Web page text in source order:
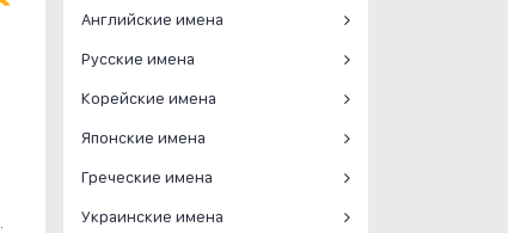
Английские имена
Русские имена
Корейские имена
Японские имена
Греческие имена
Украинские имена